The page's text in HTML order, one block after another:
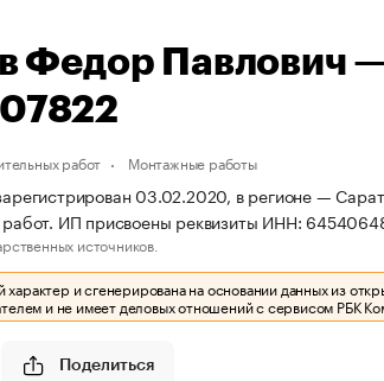
Федор Павлович
работ Монтажные работы
03.02.2020, в регионе —
работ. ИП присвоены реквизиты ИНН:
источников.
и сгенерирована на основании данных из
и не имеет деловых отношений с сервисом РБК
Поделиться